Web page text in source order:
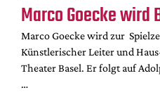
Marco Goecke
Marco Goecke wird zur
Künstlerischer Leiter und
Theater Basel. Er folgt auf
…